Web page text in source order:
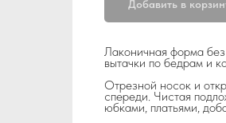
Добавить в
Лаконичная форма
вытачки по бедрам и
Отрезной носок и
спереди. Чистая
юбками, платьями,